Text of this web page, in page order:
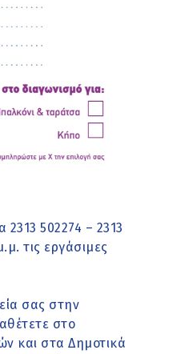
502274 – 2313
τις εργάσιμες
σας στην
στο
και στα Δημοτικά